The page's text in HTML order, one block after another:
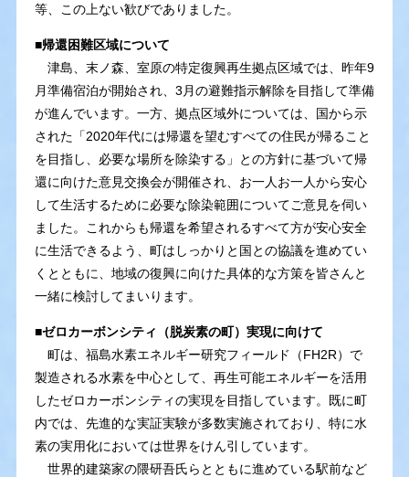
等、この上ない歓びでありました。
■帰還困難区域について
津島、末ノ森、室原の特定復興再生拠点区域では、昨年9
月準備宿泊が開始され、3月の避難指示解除を目指して準備
が進んでいます。一方、拠点区域外については、国から示
された「2020年代には帰還を望むすべての住民が帰ること
を目指し、必要な場所を除染する」との方針に基づいて帰
還に向けた意見交換会が開催され、お一人お一人から安心
して生活するために必要な除染範囲についてご意見を伺い
ました。これからも帰還を希望されるすべて方が安心安全
に生活できるよう、町はしっかりと国との協議を進めてい
くとともに、地域の復興に向けた具体的な方策を皆さんと
一緒に検討してまいります。
■ゼロカーボンシティ（脱炭素の町）実現に向けて
町は、福島水素エネルギー研究フィールド（FH2R）で
製造される水素を中心として、再生可能エネルギーを活用
したゼロカーボンシティの実現を目指しています。既に町
内では、先進的な実証実験が多数実施されており、特に水
素の実用化においては世界をけん引しています。
世界的建築家の隈研吾氏らとともに進めている駅前など